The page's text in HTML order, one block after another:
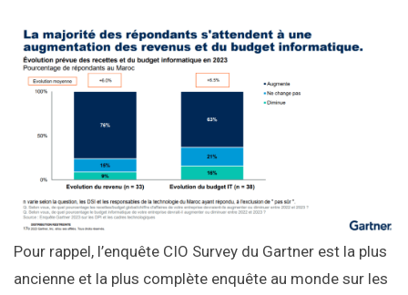
Pour rappel, l’enquête CIO Survey du Gartner est la plus
ancienne et la plus complète enquête au monde sur les